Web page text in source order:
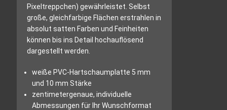
Pixeltreppchen) gewährleistet. Selbst
große, gleichfarbige Flächen erstrahlen in
absolut satten Farben und Feinheiten
können bis ins Detail hochauflösend
dargestellt werden.
weiße PVC-Hartschaumplatte 5 mm
und 10 mm Stärke
zentimetergenaue, individuelle
Abmessungen für Ihr Wunschformat